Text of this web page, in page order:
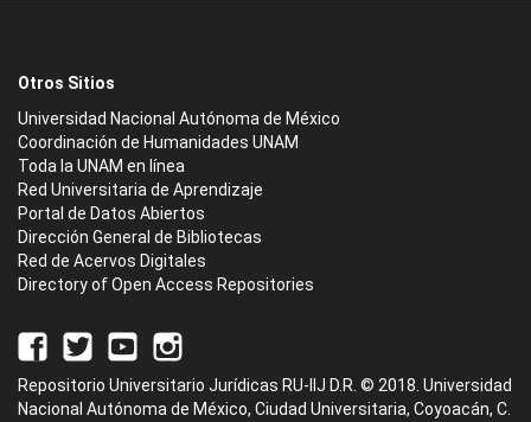
Otros Sitios
Universidad Nacional Autónoma de México
Coordinación de Humanidades UNAM
Toda la UNAM en línea
Red Universitaria de Aprendizaje
Portal de Datos Abiertos
Dirección General de Bibliotecas
Red de Acervos Digitales
Directory of Open Access Repositories
Repositorio Universitario Jurídicas RU-IIJ D.R. © 2018. Universidad
Nacional Autónoma de México, Ciudad Universitaria, Coyoacán, C.